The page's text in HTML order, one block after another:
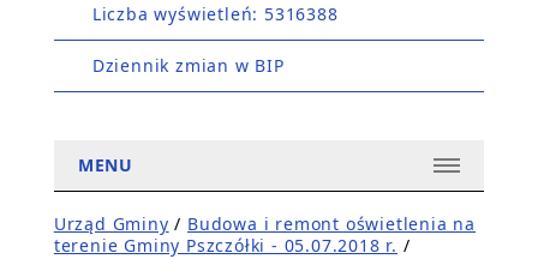
Liczba wyświetleń: 5316388
Dziennik zmian w BIP
MENU
Urząd Gminy / Budowa i remont oświetlenia na
terenie Gminy Pszczółki - 05.07.2018 r. /